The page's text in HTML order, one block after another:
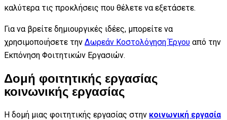
καλύτερα τις προκλήσεις που θέλετε να εξετάσετε.
Για να βρείτε δημιουργικές ιδέες, μπορείτε να
χρησιμοποιήσετε την Δωρεάν Κοστολόγηση Έργου από την
Εκπόνηση Φοιτητικών Εργασιών.
Δομή φοιτητικής εργασίας
κοινωνικής εργασίας
Η δομή μιας φοιτητικής εργασίας στην κοινωνική εργασία